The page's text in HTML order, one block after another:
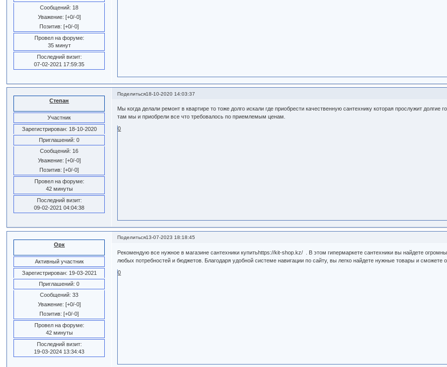
Сообщений: 18
Уважение: [+0/-0]
Позитив: [+0/-0]
Провел на форуме:
35 минут
Последний визит:
07-02-2021 17:59:35
Поделиться18-10-2020 14:03:37
Степан
Участник
Зарегистрирован: 18-10-2020
Приглашений: 0
Сообщений: 16
Уважение: [+0/-0]
Позитив: [+0/-0]
Провел на форуме:
42 минуты
Последний визит:
09-02-2021 04:04:38
Мы когда делали ремонт в квартире то тоже долго искали где приобрести качественную сантехнику которая прослужит
там мы и приобрели все что требовалось по приемлемым ценам.
0
Поделиться13-07-2023 18:18:45
Орк
Активный участник
Зарегистрирован: 19-03-2021
Приглашений: 0
Сообщений: 33
Уважение: [+0/-0]
Позитив: [+0/-0]
Провел на форуме:
42 минуты
Последний визит:
19-03-2024 13:34:43
Рекомендую все нужное в магазине сантехники купитьhttps://kit-shop.kz/ . В этом гипермаркете сантехники вы найдете
любых потребностей и бюджетов. Благодаря удобной системе навигации по сайту, вы легко найдете нужные товары и сможете
0